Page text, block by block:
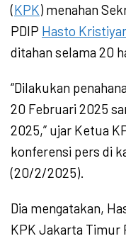
(KPK) menahan
PDIP Hasto
ditahan selama 20
“Dilakukan
20 Februari 2025
2025,” ujar Ketua
konferensi pers di
(20/2/2025).
Dia mengatakan,
KPK Jakarta Timur